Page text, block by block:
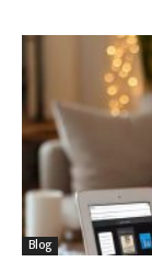
Blog